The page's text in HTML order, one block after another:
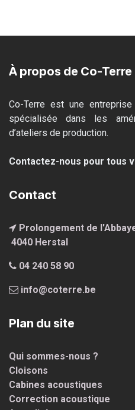
À propos de Co-Terre
Co-Terre est une
spécialisée dans les
d’ateliers de production.
Contactez-nous pour tous
Contact
Prolongement de
4040 Herstal
04 240 58 90
info@coterre.be
Plan du site
Qui sommes-nous ?
Cloisons
Cabines acoustiques
Correction acoustique